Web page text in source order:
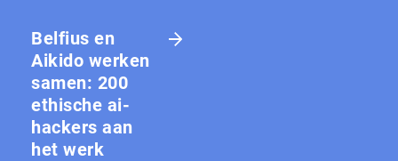
Belfius en
Aikido werken
samen: 200
ethische ai-
hackers aan
het werk